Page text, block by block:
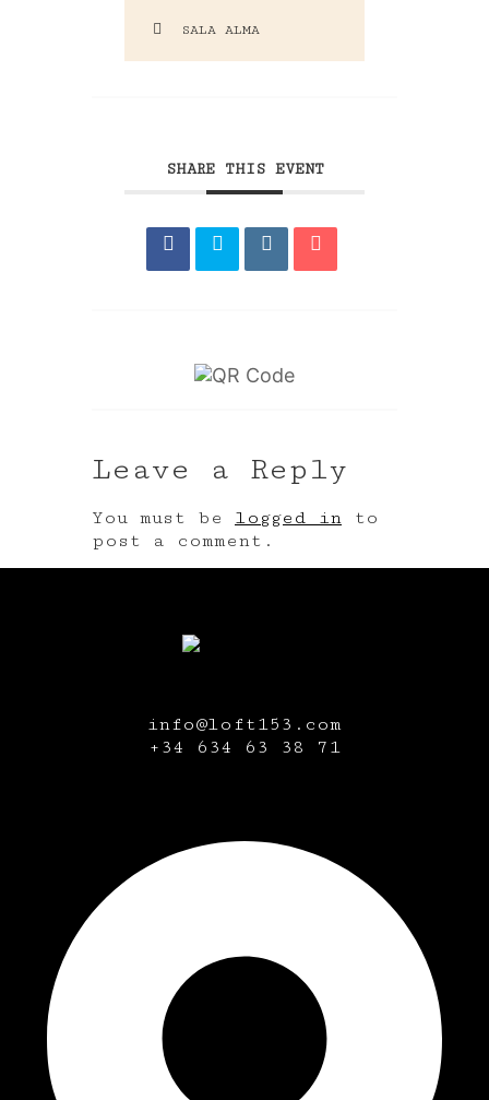
SALA ALMA
SHARE THIS EVENT
Leave a Reply
You must be logged in to
post a comment.
info@loft153.com
+34 634 63 38 71